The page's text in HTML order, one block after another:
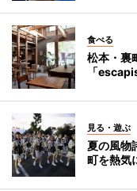
食べる
松本・裏
「
見る・遊ぶ
夏の風物
町を熱気